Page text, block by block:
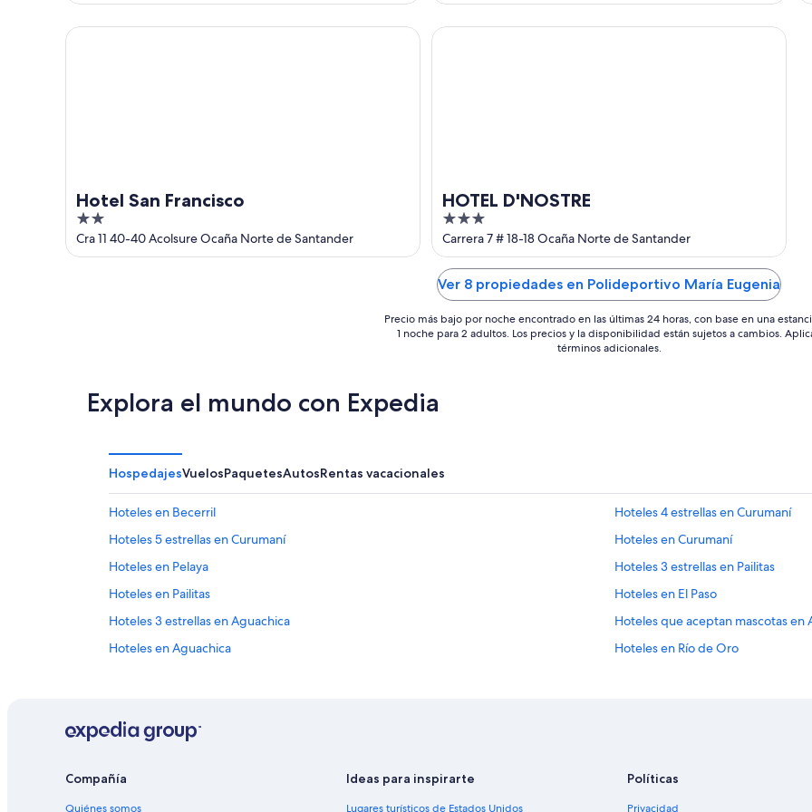
of
5
of
5
Hotel San Francisco
2
out
of
Cra 11 40-40 Acolsure Ocaña Norte de Santander
Hotel San Francisco
HOTEL D'NOSTRE
3
out
of
5
Carrera 7 # 18-18 Ocaña Norte de Santander
HOTEL D'NOSTRE
Ver 8 propiedades en Polideportivo María Eugenia
Precio más bajo por noche encontrado en las últimas 24 horas, con base en una
1 noche para 2 adultos. Los precios y la disponibilidad están sujetos a cambios.
términos adicionales.
Explora el mundo con Expedia
HospedajesVuelosPaquetesAutosRentas vacacionales
Hoteles en Becerril
Hoteles 4 estrellas en Curumaní
Hoteles 5 estrellas en Curumaní
Hoteles en Curumaní
Hoteles en Pelaya
Hoteles 3 estrellas en Pailitas
Hoteles en Pailitas
Hoteles en El Paso
Hoteles 3 estrellas en Aguachica
Hoteles que aceptan mascotas en
Hoteles en Aguachica
Hoteles en Río de Oro
Hoteles 3 estrellas en Gamarra
Compañía
Quiénes somos
Ideas para inspirarte
Lugares turísticos de Estados Unidos
Políticas
Privacidad